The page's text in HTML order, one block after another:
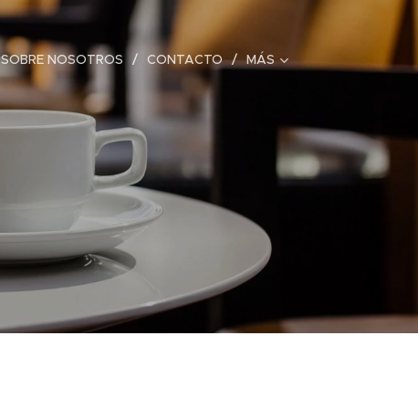
SOBRE NOSOTROS CONTACTO MÁS